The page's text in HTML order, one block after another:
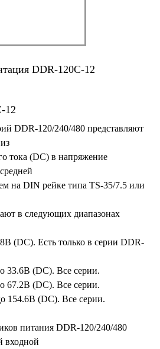
DDR-120C-12
12
DDR-120/240/480 представляют
тока (DC) в напряжение
на DIN рейке типа TS-35/7.5 или
в следующих диапазонах
(DC). Есть только в серии DDR-
33.6В (DC). Все серии.
67.2В (DC). Все серии.
154.6В (DC). Все серии.
питания DDR-120/240/480
входной